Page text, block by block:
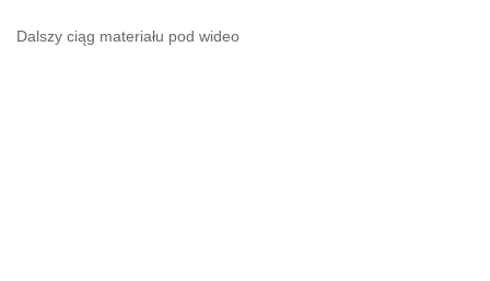
Dalszy ciąg materiału pod wideo